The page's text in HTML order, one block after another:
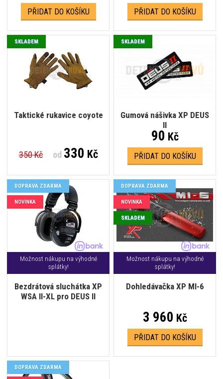
PŘIDAT DO KOŠÍKU PŘIDAT DO KOŠÍKU
Taktické rukavice coyote
SKLADEM
350 Kč od330 Kč
Gumová nášivka XP DEUS
II
SKLADEM
90 Kč
PŘIDAT DO KOŠÍKU
Možnost nákupu na výhodné
splátky!
Bezdrátová sluchátka XP
WSA II-XL pro DEUS II
DOPRAVA ZDARMA
NOVINKA
Možnost nákupu na výhodné
splátky!
Dohledávačka XP MI-6
DOPRAVA ZDARMA
NOVINKA
SKLADEM
3 960 Kč
PŘIDAT DO KOŠÍKU
DOPRAVA ZDARMA